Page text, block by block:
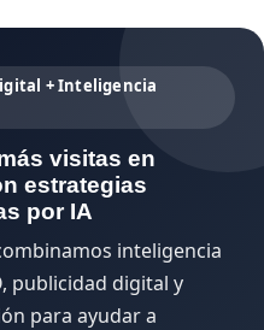
+ Inteligencia
visitas en
estrategias
por IA
inteligencia
publicidad digital y
para ayudar a